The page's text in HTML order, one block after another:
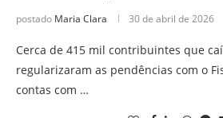
postado Maria Clara 30 de abril de 2026
Cerca de 415 mil contribuintes que
regularizaram as pendências com o
contas com …